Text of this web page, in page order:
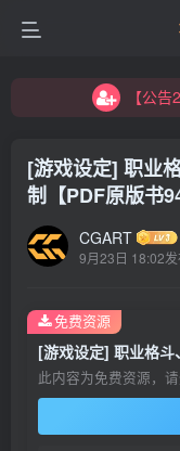
【公
【公
[游戏设定] 职业
制【PDF原版书
CGART
9月23日 18:02发
此内容为免费资源，
免费资源登录
没有账号？立
用户名/手